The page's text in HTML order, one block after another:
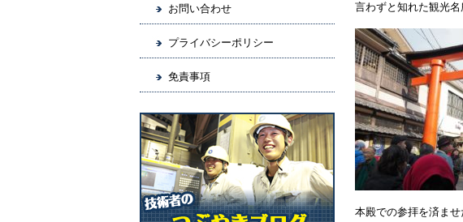
言わずと知れた観光名
本殿での参拝を済ませ
お問い合わせ
プライバシーポリシー
免責事項